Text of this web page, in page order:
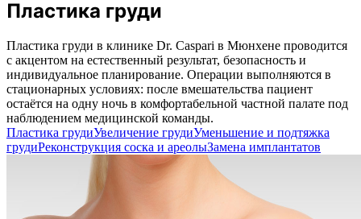
Пластика груди
Пластика груди в клинике Dr. Caspari в Мюнхене проводится
с акцентом на естественный результат, безопасность и
индивидуальное планирование. Операции выполняются в
стационарных условиях: после вмешательства пациент
остаётся на одну ночь в комфортабельной частной палате под
наблюдением медицинской команды.
Пластика грудиУвеличение грудиУменьшение и подтяжка
грудиРеконструкция соска и ареолыЗамена имплантатов